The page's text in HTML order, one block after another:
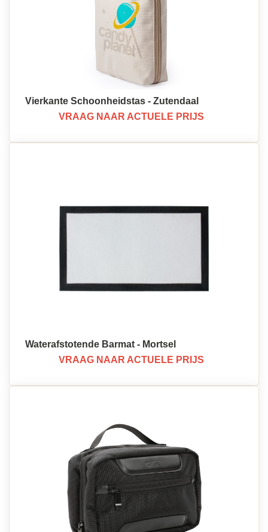
Vierkante Schoonheidstas - Zutendaal
VRAAG NAAR ACTUELE PRIJS
Waterafstotende Barmat - Mortsel
VRAAG NAAR ACTUELE PRIJS